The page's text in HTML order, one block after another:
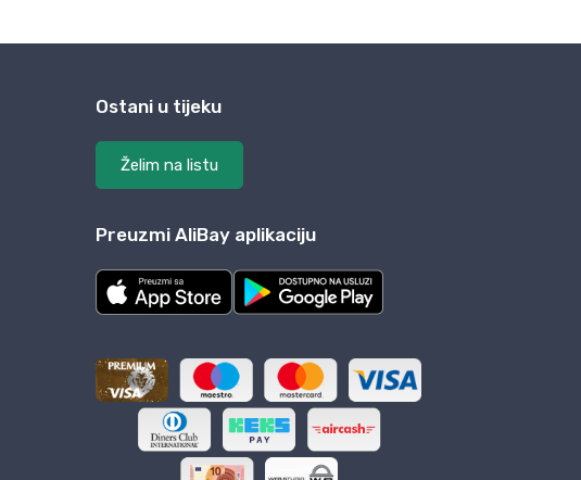
Ostani u tijeku
Želim na listu
Preuzmi AliBay aplikaciju